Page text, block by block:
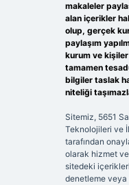
makaleler
alan içerikler
olup, gerçek
paylaşım
kurum ve
tamamen
bilgiler taslak
niteliği
Sitemiz, 5651
Teknolojileri ve
tarafından
olarak hizmet
sitedeki
denetleme veya